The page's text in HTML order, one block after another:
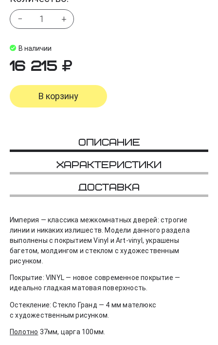
− +
В наличии
16 215
В корзину
Описание
Характеристики
Доставка
Империя — клаcсика межкомнатных дверей: строгие
линии и никаких излишеств. Модели данного раздела
выполнены с покрытием Vinyl и Art-vinyl, украшены
багетом, молдингом и стеклом с художественным
рисунком.
Покрытие: VINYL — новое современное покрытие —
идеально гладкая матовая поверхность.
Остекление: Стекло Гранд — 4 мм мателюкс
с художественным рисунком.
Полотно 37мм, царга 100мм.